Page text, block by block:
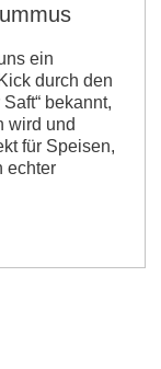
ein
durch den
bekannt,
wird und
für Speisen,
echter